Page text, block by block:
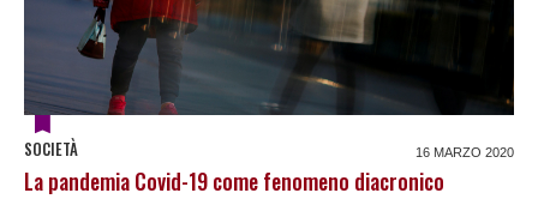
SOCIETÀ 16 MARZO 2020
La pandemia Covid-19 come fenomeno diacronico